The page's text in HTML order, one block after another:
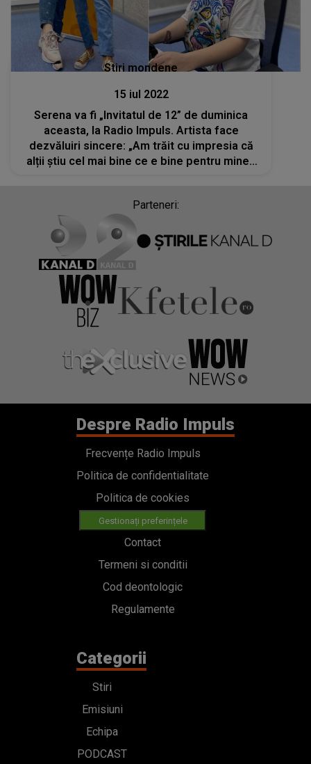
Stiri mondene
15 iul 2022
Serena va fi „Invitatul de 12” de duminica
aceasta, la Radio Impuls. Artista face
dezvăluiri sincere: „Am trăit cu impresia că
alții știu cel mai bine ce e bine pentru mine”.
Parteneri:
Despre Radio Impuls
Frecvențe Radio Impuls
Politica de confidentialitate
Politica de cookies
Gestionați preferințele
Contact
Termeni si conditii
Cod deontologic
Regulamente
Categorii
Stiri
Emisiuni
Echipa
PODCAST